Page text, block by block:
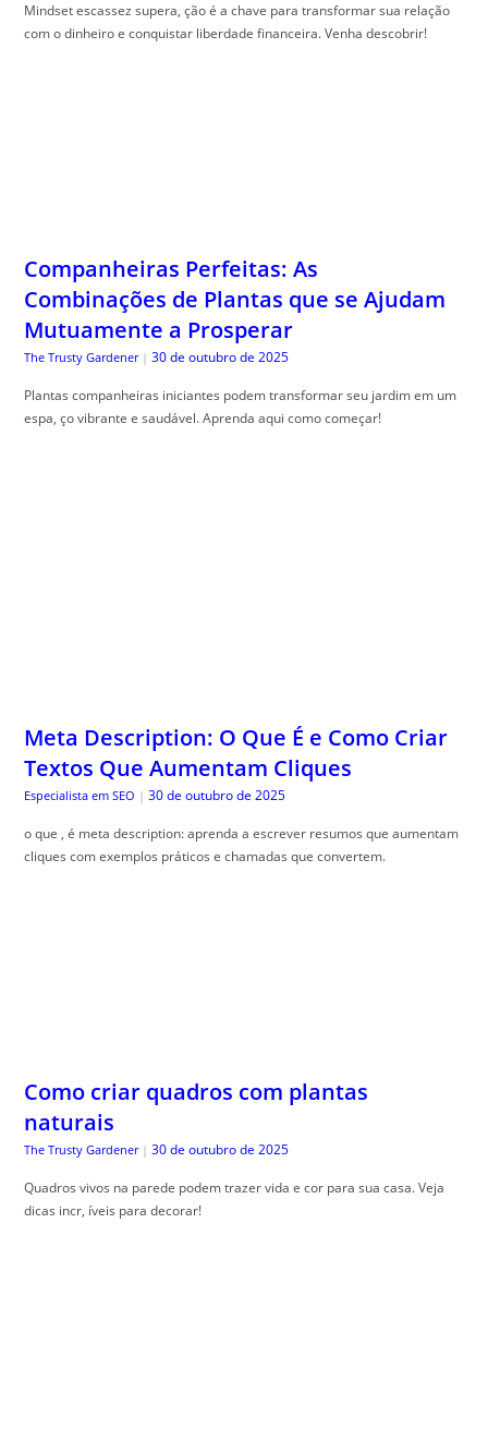
Mindset escassez supera, ção é a chave para transformar sua relação
com o dinheiro e conquistar liberdade financeira. Venha descobrir!
Companheiras Perfeitas: As
Combinações de Plantas que se Ajudam
Mutuamente a Prosperar
The Trusty Gardener | 30 de outubro de 2025
Plantas companheiras iniciantes podem transformar seu jardim em um
espa, ço vibrante e saudável. Aprenda aqui como começar!
Meta Description: O Que É e Como Criar
Textos Que Aumentam Cliques
Especialista em SEO | 30 de outubro de 2025
o que , é meta description: aprenda a escrever resumos que aumentam
cliques com exemplos práticos e chamadas que convertem.
Como criar quadros com plantas
naturais
The Trusty Gardener | 30 de outubro de 2025
Quadros vivos na parede podem trazer vida e cor para sua casa. Veja
dicas incr, íveis para decorar!